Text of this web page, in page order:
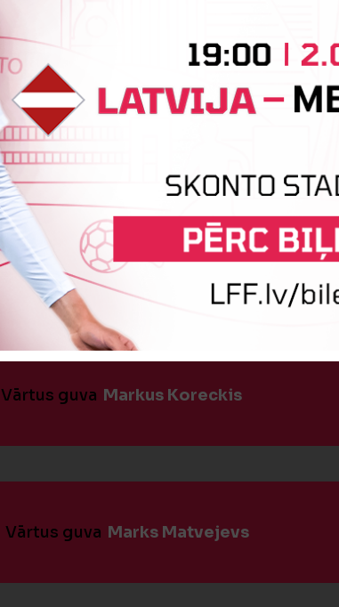
Vārtus guva
Vārtus guvaMarks Matvejevs
Vārtus guva Markus Koreckis
Vārtus guva Marks Matvejevs